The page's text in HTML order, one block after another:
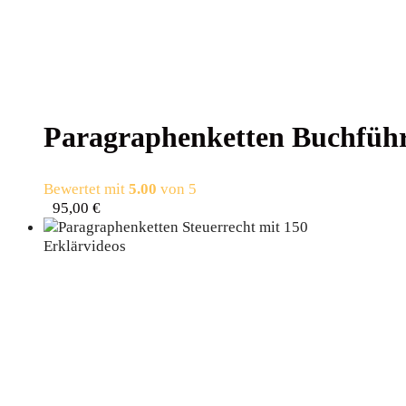
Para­gra­phen­ket­ten
Bewertet mit 5.00 von 5
95,00 €